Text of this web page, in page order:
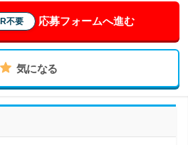
不要 応募フォームへ進む
気になる